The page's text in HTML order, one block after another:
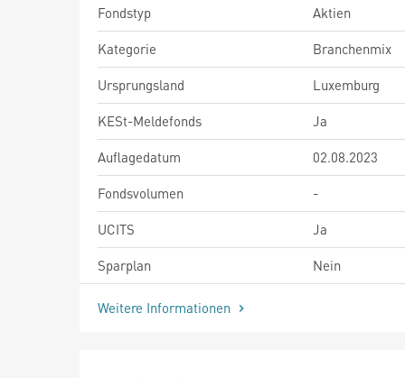
Fondstyp
Aktien
Kategorie
Branchenmix
Ursprungsland
Luxemburg
KESt-Meldefonds
Ja
Auflagedatum
02.08.2023
Fondsvolumen
-
UCITS
Ja
Sparplan
Nein
Weitere Informationen